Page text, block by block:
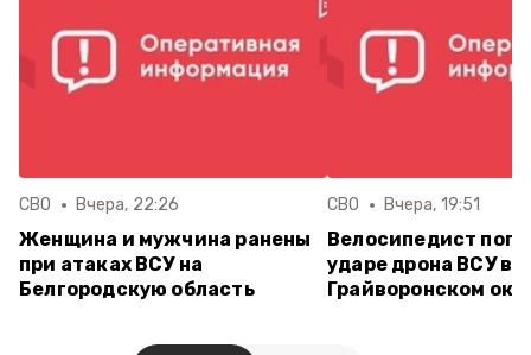
СВО Вчера, 22:26
Женщина и мужчина ранены
при атаках ВСУ на
Белгородскую область
СВО Вчера, 19:51
Велосипедист
ударе дрона ВСУ в
Грайворонском